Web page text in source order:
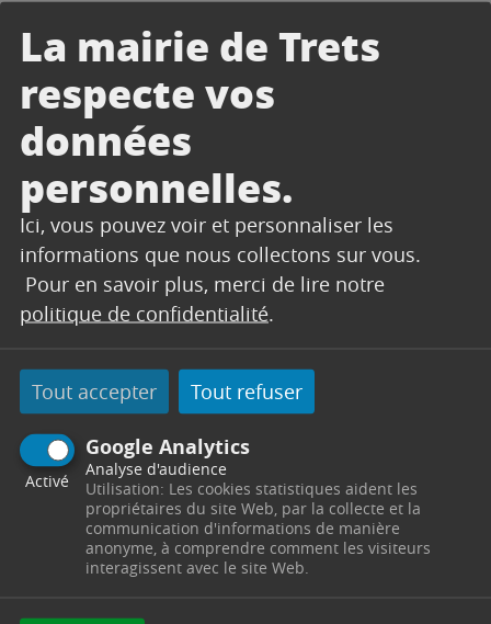
La mairie de Trets
respecte vos
données
personnelles.
Ici, vous pouvez voir et personnaliser les
informations que nous collectons sur vous.
Pour en savoir plus, merci de lire notre
politique de confidentialité.
Tout accepter Tout refuser
Google Analytics
Activé
Analyse d'audience
Utilisation: Les cookies statistiques aident les
propriétaires du site Web, par la collecte et la
communication d'informations de manière
anonyme, à comprendre comment les visiteurs
interagissent avec le site Web.
maladie, la CAF, la MSA et la Poste.
Les agents de la France Services :
vous accompagnent dans les démarches
administratives quotidiennes et répondent à vos
questions ;
vous aident dans les démarches en ligne
(navigation sur les sites des opérateurs,
simulation d’allocations, demande de documents
en ligne) ;
l’utilisation d’outils informatiques (création d’une
adresse e-mail, impression ou scan de pièces
administratifs)